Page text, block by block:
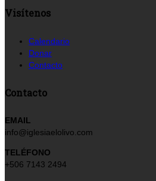
Visítenos
Calendario
Donar
Contacto
Contacto
EMAIL
info@iglesiaelolivo.com
TELÉFONO
+506 7143 2494